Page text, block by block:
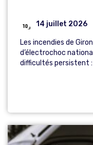
14 juillet 2026
Les incendies de
d’électrochoc
difficultés persistent :